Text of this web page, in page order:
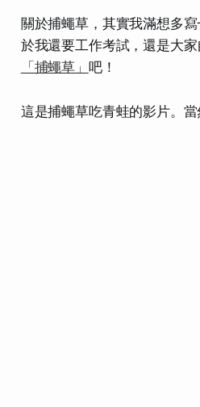
關於捕蠅草，其實我滿想多
於我還要工作考試，還是大
「捕蠅草」 吧！
這是捕蠅草吃青蛙的影片。當